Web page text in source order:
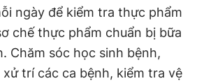
ngày để kiểm tra thực phẩm
chế thực phẩm chuẩn bị bữa
Chăm sóc học sinh bệnh,
xử trí các ca bệnh, kiểm tra vệ